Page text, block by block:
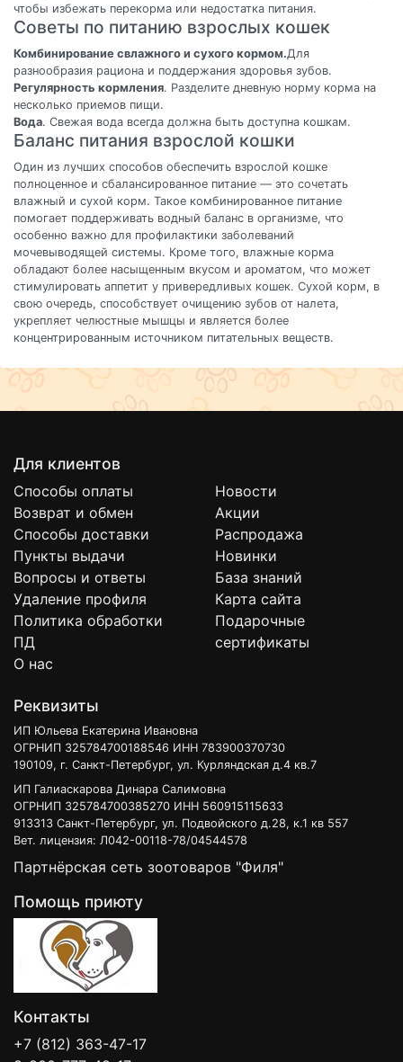
чтобы избежать перекорма или недостатка питания.
Советы по питанию взрослых кошек
Комбинирование свлажного и сухого кормом.Для
разнообразия рациона и поддержания здоровья зубов.
Регулярность кормления. Разделите дневную норму корма на
несколько приемов пищи.
Вода. Свежая вода всегда должна быть доступна кошкам.
Баланс питания взрослой кошки
Один из лучших способов обеспечить взрослой кошке
полноценное и сбалансированное питание — это сочетать
влажный и сухой корм. Такое комбинированное питание
помогает поддерживать водный баланс в организме, что
особенно важно для профилактики заболеваний
мочевыводящей системы. Кроме того, влажные корма
обладают более насыщенным вкусом и ароматом, что может
стимулировать аппетит у привередливых кошек. Сухой корм, в
свою очередь, способствует очищению зубов от налета,
укрепляет челюстные мышцы и является более
концентрированным источником питательных веществ.
Для клиентов
Способы оплаты
Возврат и обмен
Способы доставки
Пункты выдачи
Вопросы и ответы
Удаление профиля
Политика обработки
ПД
О нас
Новости
Акции
Распродажа
Новинки
База знаний
Карта сайта
Подарочные
сертификаты
Реквизиты
ИП Юльева Екатерина Ивановна
ОГРНИП 325784700188546 ИНН 783900370730
190109, г. Санкт-Петербург, ул. Курляндская д.4 кв.7
ИП Галиаскарова Динара Салимовна
ОГРНИП 325784700385270 ИНН 560915115633
913313 Санкт-Петербург, ул. Подвойского д.28, к.1 кв 557
Вет. лицензия: Л042-00118-78/04544578
Партнёрская сеть зоотоваров "Филя"
Помощь приюту
Контакты
+7 (812) 363-47-17